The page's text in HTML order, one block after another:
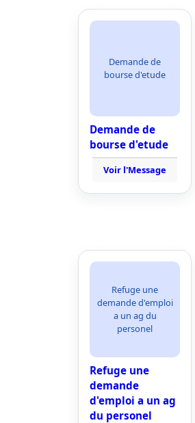
Demande de
bourse d'etude
Demande de
bourse d'etude
Voir l'Message
Refuge une
demande d'emploi
a un ag du
personel
Refuge une
demande
d'emploi a un ag
du personel